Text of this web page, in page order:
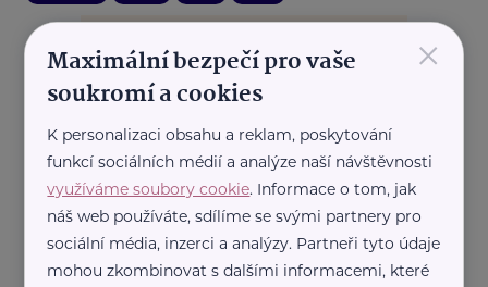
×
Maximální bezpečí pro vaše
soukromí a cookies
K personalizaci obsahu a reklam, poskytování
funkcí sociálních médií a analýze naší návštěvnosti
využíváme soubory cookie. Informace o tom, jak
náš web používáte, sdílíme se svými partnery pro
sociální média, inzerci a analýzy. Partneři tyto údaje
mohou zkombinovat s dalšími informacemi, které